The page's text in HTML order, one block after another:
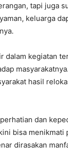
tapi juga
keluarga
dalam kegiatan
hasil
dan
bisa menikmati
dirasakan